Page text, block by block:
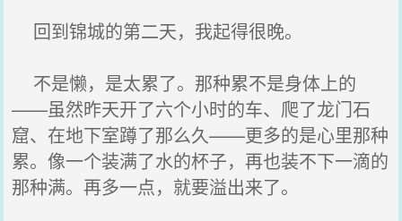
回到锦城的第二天，我起得很晚。
不是懒，是太累了。那种累不是身体上的
——虽然昨天开了六个小时的车、爬了龙门石
窟、在地下室蹲了那么久——更多的是心里那种
累。像一个装满了水的杯子，再也装不下一滴的
那种满。再多一点，就要溢出来了。